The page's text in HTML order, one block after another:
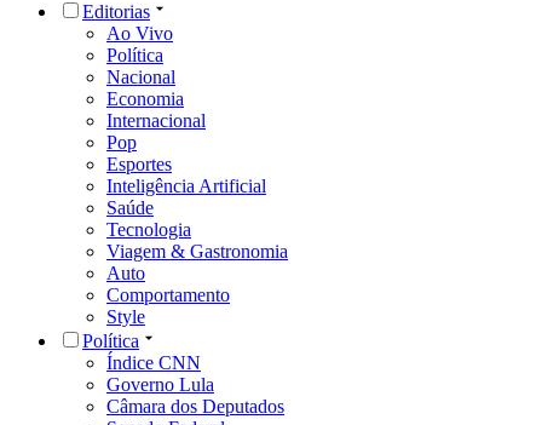
Editorias
Ao Vivo
Política
Nacional
Economia
Internacional
Pop
Esportes
Inteligência Artificial
Saúde
Tecnologia
Viagem & Gastronomia
Auto
Comportamento
Style
Política
Índice CNN
Governo Lula
Câmara dos Deputados